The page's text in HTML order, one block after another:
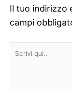
Il tuo indirizzo
campi
Scrivi